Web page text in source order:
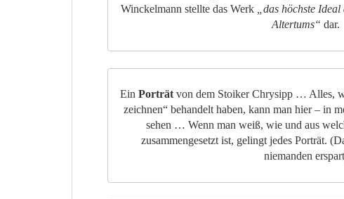
Winckelmann stellte das Werk
„das höchste
Altertums“ dar.
Ein Porträtvon dem Stoiker Chrysipp … Alles,
zeichnen“ behandelt haben, kann man hier – in
sehen … Wenn man weiß, wie und aus
zusammengesetzt ist, gelingt jedes Porträt.
niemanden